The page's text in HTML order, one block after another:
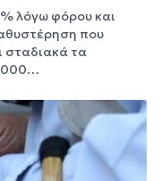
λόγω φόρου και
που
σταδιακά τα